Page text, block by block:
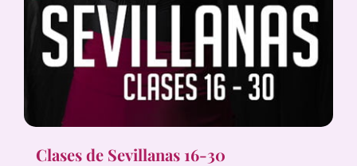
Clases de Sevillanas 16-30